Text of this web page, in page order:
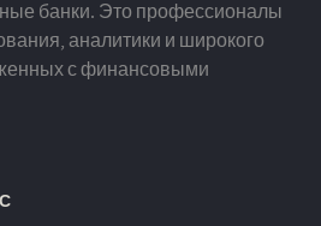
банки. Это профессионалы
аналитики и широкого
с финансовыми